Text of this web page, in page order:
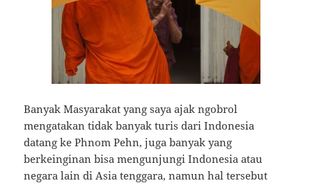
Banyak Masyarakat yang saya ajak ngobrol
mengatakan tidak banyak turis dari Indonesia
datang ke Phnom Pehn, juga banyak yang
berkeinginan bisa mengunjungi Indonesia atau
negara lain di Asia tenggara, namun hal tersebut